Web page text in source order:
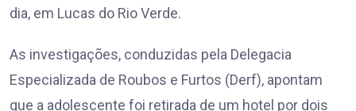
dia, em Lucas do Rio Verde.
As investigações, conduzidas pela Delegacia
Especializada de Roubos e Furtos (Derf), apontam
que a adolescente foi retirada de um hotel por dois